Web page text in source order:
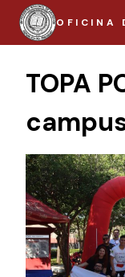
Saltar
contenido
OFICINA
TOPA